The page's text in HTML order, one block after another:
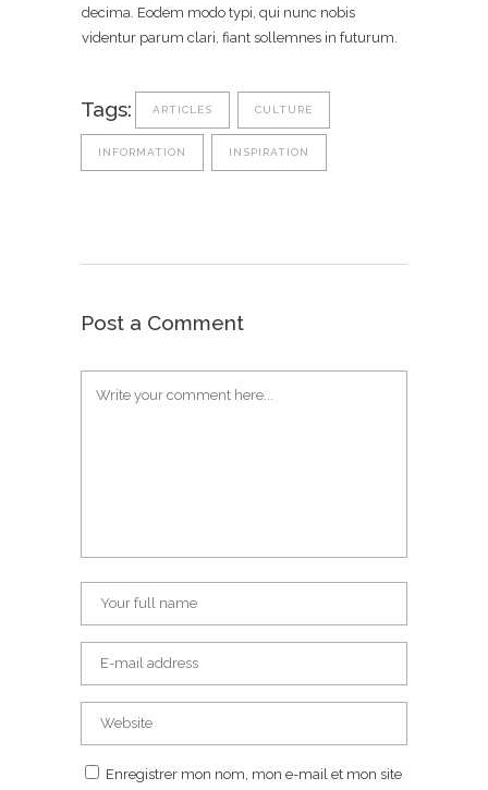
decima. Eodem modo typi, qui nunc nobis
videntur parum clari, fiant sollemnes in futurum.
Tags: ARTICLES CULTURE
INFORMATION INSPIRATION
Post a Comment
Enregistrer mon nom, mon e-mail et mon site